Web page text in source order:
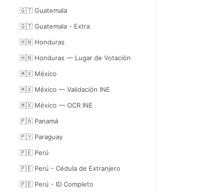
🇬🇹 Guatemala
🇬🇹 Guatemala - Extra
🇭🇳 Honduras
🇭🇳 Honduras — Lugar de Votación
🇲🇽 México
🇲🇽 México — Validación INE
🇲🇽 México — OCR INE
🇵🇦 Panamá
🇵🇾 Paraguay
🇵🇪 Perú
🇵🇪 Perú - Cédula de Extranjero
🇵🇪 Perú - ID Completo